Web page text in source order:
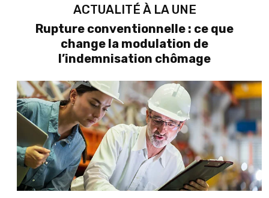
ACTUALITÉ À LA UNE
Rupture conventionnelle : ce que
change la modulation de
l’indemnisation chômage